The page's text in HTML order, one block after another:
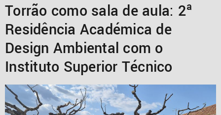
Torrão como sala de aula: 2ª
Residência Académica de
Design Ambiental com o
Instituto Superior Técnico